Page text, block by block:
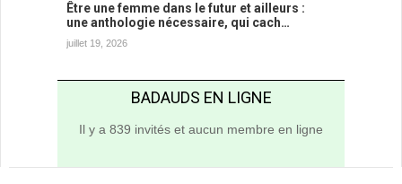
Être une femme dans le futur et ailleurs :
une anthologie nécessaire, qui cach…
juillet 19, 2026
BADAUDS EN LIGNE
Il y a 839 invités et aucun membre en ligne